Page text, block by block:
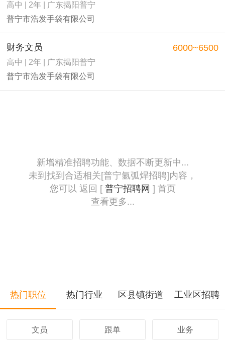
高中 | 2年 | 广东揭阳普宁
普宁市浩发手袋有限公司
财务文员
高中 | 2年 | 广东揭阳普宁
普宁市浩发手袋有限公司
6000~6500
新增精准招聘功能、数据不断更新中...
未到找到合适相关[普宁氩弧焊招聘]内容，
您可以 返回 [ 普宁招聘网 ] 首页
查看更多...
热门职位 热门行业 区县镇街道 工业区招聘
文员 跟单 业务